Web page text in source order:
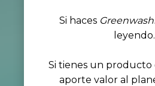
Si haces
leyendo.
Si tienes un producto
aporte valor al